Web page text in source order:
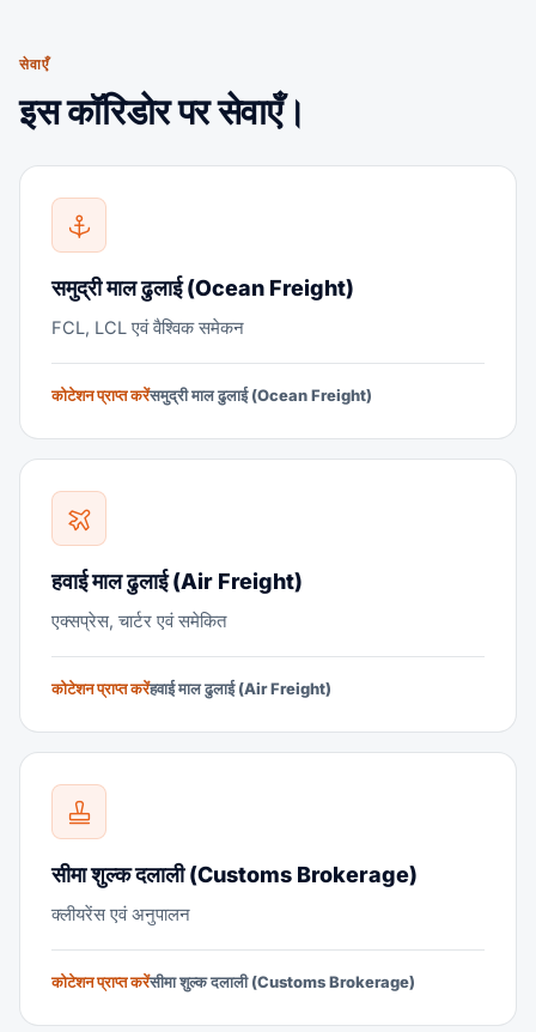
सेवाएँ
इस कॉरिडोर पर सेवाएँ।
समुद्री माल ढुलाई (Ocean Freight)
FCL, LCL एवं वैश्विक समेकन
कोटेशन प्राप्त करेंसमुद्री माल ढुलाई (Ocean Freight)
हवाई माल ढुलाई (Air Freight)
एक्सप्रेस, चार्टर एवं समेकित
कोटेशन प्राप्त करेंहवाई माल ढुलाई (Air Freight)
सीमा शुल्क दलाली (Customs Brokerage)
क्लीयरेंस एवं अनुपालन
कोटेशन प्राप्त करेंसीमा शुल्क दलाली (Customs Brokerage)